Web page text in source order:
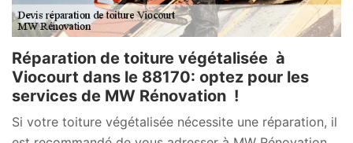
Réparation de toiture végétalisée à
Viocourt dans le 88170: optez pour les
services de MW Rénovation !
Si votre toiture végétalisée nécessite une réparation, il